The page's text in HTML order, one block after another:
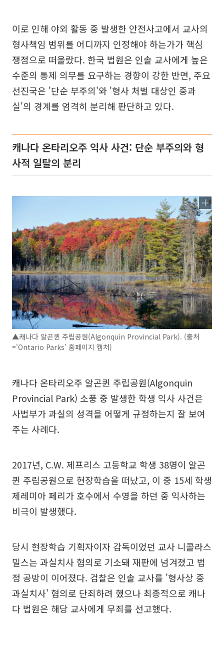
이로 인해 야외 활동 중 발생한 안전사고에서 교사의
형사책임 범위를 어디까지 인정해야 하는가가 핵심
쟁점으로 떠올랐다. 한국 법원은 인솔 교사에게 높은
수준의 통제 의무를 요구하는 경향이 강한 반면, 주요
선진국은 '단순 부주의'와 '형사 처벌 대상인 중과
실'의 경계를 엄격히 분리해 판단하고 있다.
캐나다 온타리오주 익사 사건: 단순 부주의와 형
사적 일탈의 분리
▲캐나다 알곤퀸 주립공원(Algonquin Provincial Park). (출처
='Ontario Parks' 홈페이지 캡처)
캐나다 온타리오주 알곤퀸 주립공원(Algonquin
Provincial Park) 소풍 중 발생한 학생 익사 사건은
사법부가 과실의 성격을 어떻게 규정하는지 잘 보여
주는 사례다.
2017년, C.W. 제프리스 고등학교 학생 38명이 알곤
퀸 주립공원으로 현장학습을 떠났고, 이 중 15세 학생
제레미아 페리가 호수에서 수영을 하던 중 익사하는
비극이 발생했다.
당시 현장학습 기획자이자 감독이었던 교사 니콜라스
밀스는 과실치사 혐의로 기소돼 재판에 넘겨졌고 법
정 공방이 이어졌다. 검찰은 인솔 교사를 '형사상 중
과실치사' 혐의로 단죄하려 했으나 최종적으로 캐나
다 법원은 해당 교사에게 무죄를 선고했다.